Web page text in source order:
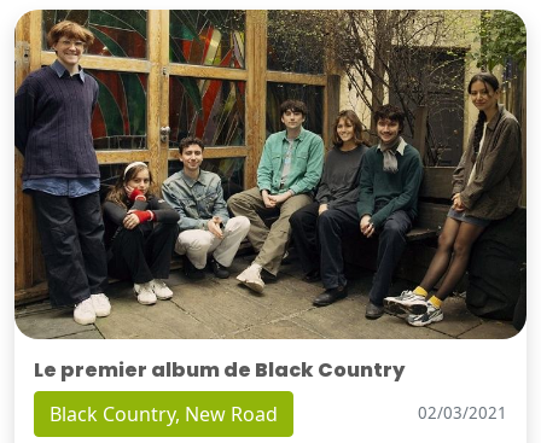
Le premier album de Black Country
Black Country, New Road 02/03/2021